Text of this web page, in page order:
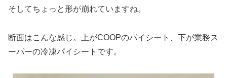
そしてちょっと形が崩れていますね。
断面はこんな感じ。上がCOOPのパイシート、下が業務ス
ーパーの冷凍パイシートです。